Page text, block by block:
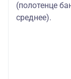
(полотенце
среднее).